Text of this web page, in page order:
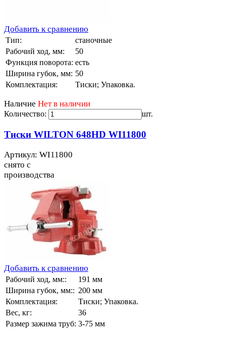
Добавить к сравнению
Тип:
станочные
Рабочий ход, мм:
50
Функция поворота: есть
Ширина губок, мм: 50
Комплектация:
Тиски; Упаковка.
Наличие Нет в наличии
Количество: шт.
Тиски WILTON 648HD WI11800
Артикул: WI11800
снято с
производства
Добавить к сравнению
Рабочий ход, мм::
191 мм
Ширина губок, мм:: 200 мм
Комплектация:
Тиски; Упаковка.
Вес, кг:
36
Размер зажима труб: 3-75 мм